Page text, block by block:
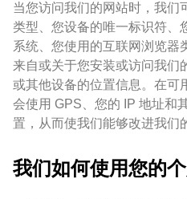
当您访问我们的网站时，我们
类型、您设备的唯一标识符、
系统、您使用的互联网浏览器
来自或关于您安装或访问我们
或其他设备的位置信息。在可
会使用 GPS、您的 IP 地址和
置，从而使我们能够改进我们
我们如何使用您的